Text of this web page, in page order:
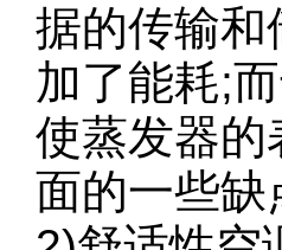
据的传输和
加了能耗;
使蒸发器的
面的一些缺